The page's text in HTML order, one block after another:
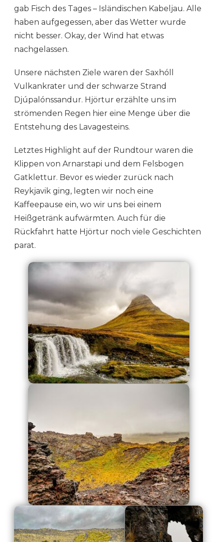
gab Fisch des Tages – Isländischen Kabeljau. Alle
haben aufgegessen, aber das Wetter wurde
nicht besser. Okay, der Wind hat etwas
nachgelassen.
Unsere nächsten Ziele waren der Saxhóll
Vulkankrater und der schwarze Strand
Djúpalónssandur. Hjörtur erzählte uns im
strömenden Regen hier eine Menge über die
Entstehung des Lavagesteins.
Letztes Highlight auf der Rundtour waren die
Klippen von Arnarstapi und dem Felsbogen
Gatklettur. Bevor es wieder zurück nach
Reykjavik ging, legten wir noch eine
Kaffeepause ein, wo wir uns bei einem
Heißgetränk aufwärmten. Auch für die
Rückfahrt hatte Hjörtur noch viele Geschichten
parat.